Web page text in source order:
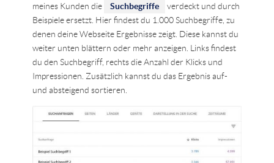
meines Kunden die
Suchbegriffe
verdeckt und durch
Beispiele ersetzt. Hier findest du 1.000 Suchbegriffe, zu
denen deine Webseite Ergebnisse zeigt. Diese kannst du
weiter unten blättern oder mehr anzeigen. Links findest
du den Suchbegriff, rechts die Anzahl der Klicks und
Impressionen. Zusätzlich kannst du das Ergebnis auf-
und absteigend sortieren.